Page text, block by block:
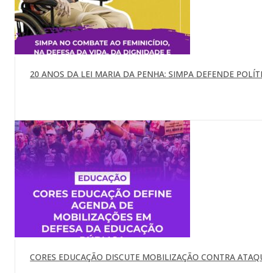
20 ANOS DA LEI MARIA DA PENHA: SIMPA DEFENDE
CORES EDUCAÇÃO DISCUTE MOBILIZAÇÃO CONTRA